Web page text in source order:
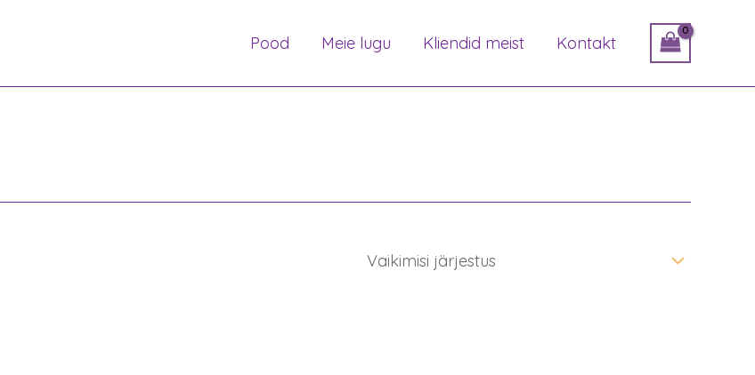
Pood Meie lugu Kliendid meist Kontakt